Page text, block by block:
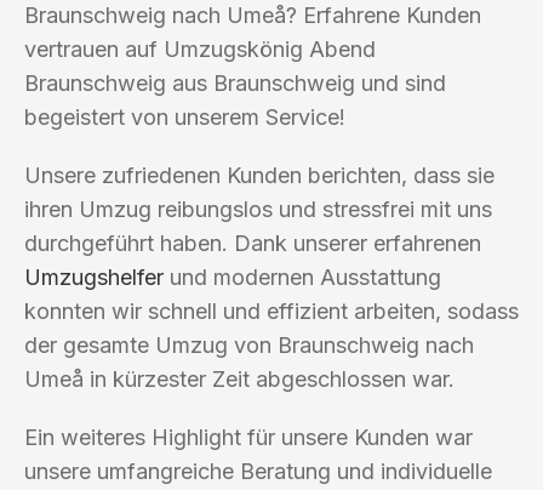
Braunschweig nach Umeå? Erfahrene Kunden
vertrauen auf Umzugskönig Abend
Braunschweig aus Braunschweig und sind
begeistert von unserem Service!
Unsere zufriedenen Kunden berichten, dass sie
ihren Umzug reibungslos und stressfrei mit uns
durchgeführt haben. Dank unserer erfahrenen
Umzugshelfer und modernen Ausstattung
konnten wir schnell und effizient arbeiten, sodass
der gesamte Umzug von Braunschweig nach
Umeå in kürzester Zeit abgeschlossen war.
Ein weiteres Highlight für unsere Kunden war
unsere umfangreiche Beratung und individuelle